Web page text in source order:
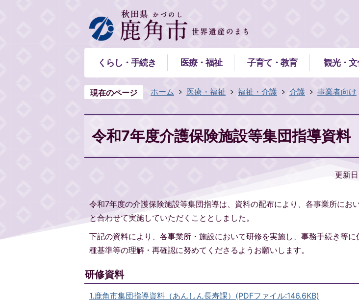
くらし・手続き 医療・福祉 子育て・教育 観光・
現在のページ ホーム 医療・福祉 福祉・介護 介護 事業者向け
令和7年度介護保険施設等集団指導資料
更新
令和7年度の介護保険施設等集団指導は、資料の配布により、各事業所にお
と合わせて実施していただくこととしました。
下記の資料により、各事業所・施設において研修を実施し、事務手続き等に
種基準等の理解・再確認に努めてくださるようお願いします。
研修資料
1.鹿角市集団指導資料（あんしん長寿課）(PDFファイル:146.6KB)